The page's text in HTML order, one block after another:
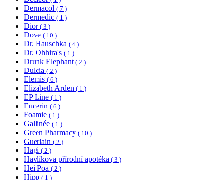
Dermacol ( 7 )
Dermedic ( 1 )
Dior ( 3 )
Dove ( 10 )
Dr. Hauschka ( 4 )
Dr. Ohhira's ( 1 )
Drunk Elephant ( 2 )
Dulcia ( 2 )
Elemis ( 6 )
Elizabeth Arden ( 1 )
EP Line ( 1 )
Eucerin ( 6 )
Foamie ( 1 )
Gallinée ( 1 )
Green Pharmacy ( 10 )
Guerlain ( 2 )
Hagi ( 2 )
Havlíkova přírodní apotéka ( 3 )
Hei Poa ( 2 )
Hipp ( 1 )